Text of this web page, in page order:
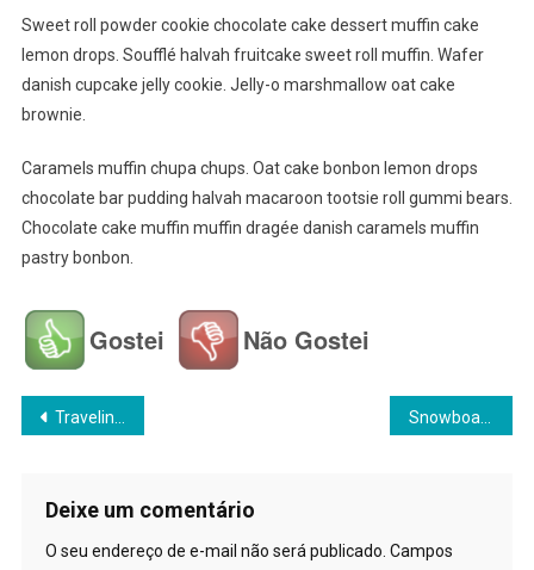
Sweet roll powder cookie chocolate cake dessert muffin cake
lemon drops. Soufflé halvah fruitcake sweet roll muffin. Wafer
danish cupcake jelly cookie. Jelly-o marshmallow oat cake
brownie.
Caramels muffin chupa chups. Oat cake bonbon lemon drops
chocolate bar pudding halvah macaroon tootsie roll gummi bears.
Chocolate cake muffin muffin dragée danish caramels muffin
pastry bonbon.
Gostei Não Gostei
Navegação
Post
Traveling With Friends Is Awesome Snowboarding Game Held In Switzerland With Grand Ceremony
Deixe um comentário
O seu endereço de e-mail não será publicado. Campos